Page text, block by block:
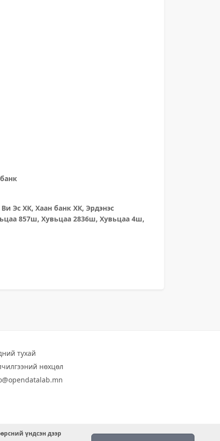
Эс ХК, Хаан банк ХК, Эрдэнэс
857ш, Хувьцаа 2836ш, Хувьцаа 4ш,
тухай
нөхцөл
үндсэн дээр